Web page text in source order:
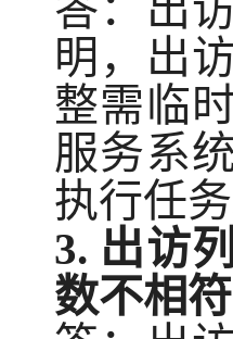
明，出
整需临
服务系
执行任务
3. 出访
数不相